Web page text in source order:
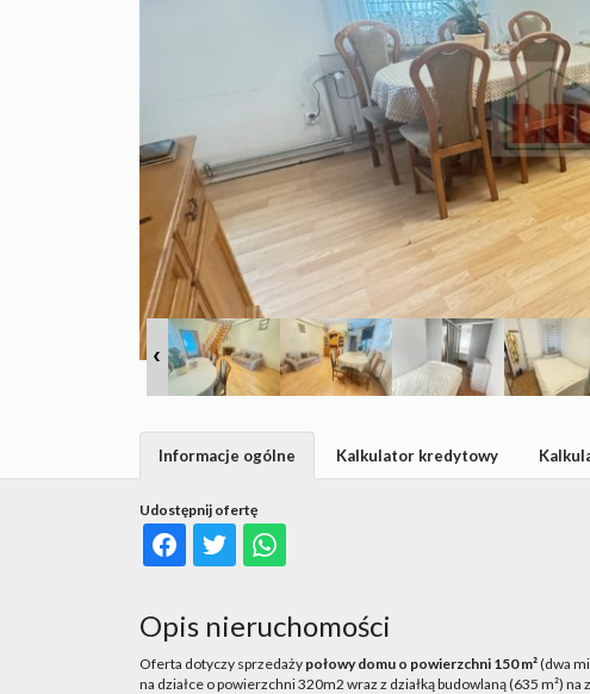
Udostępnij ofertę
Informacje ogólne Kalkulator kredytowy
Opis nieruchomości
Oferta dotyczy sprzedaży połowy domu o powierzchni 150 m²(dwa
na działce o powierzchni 320m2 wraz z działką budowlaną (635 m²)